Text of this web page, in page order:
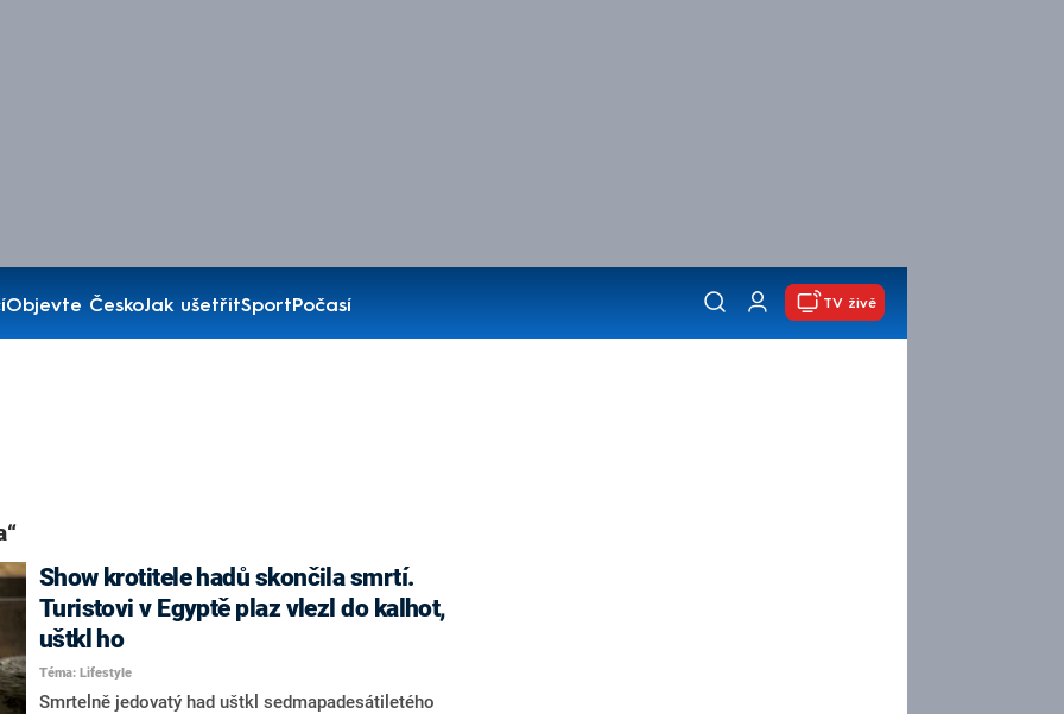
Objevte ČeskoJak ušetřitSportPočasí TV živě
Show krotitele hadů skončila smrtí.
Turistovi v Egyptě plaz vlezl do kalhot,
uštkl ho
Téma: Lifestyle
Smrtelně jedovatý had uštkl sedmapadesátiletého